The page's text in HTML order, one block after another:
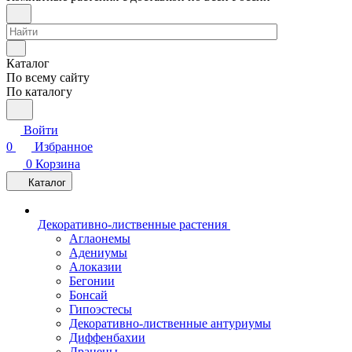
Каталог
По всему сайту
По каталогу
Войти
0
Избранное
0 Корзина
Каталог
Декоративно-лиственные растения
Аглаонемы
Адениумы
Алоказии
Бегонии
Бонсай
Гипоэстесы
Декоративно-лиственные антуриумы
Диффенбахии